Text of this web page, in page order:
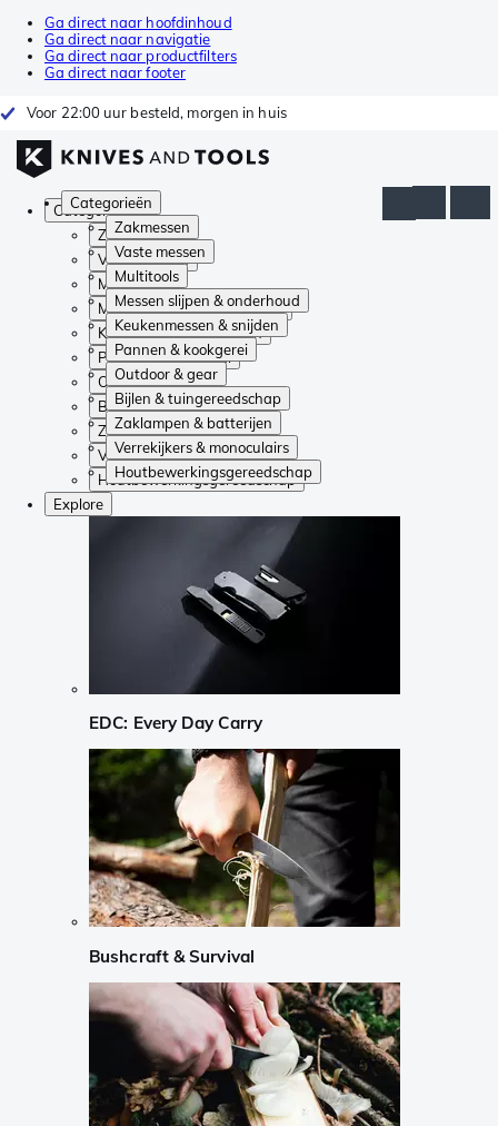
Ga direct naar hoofdinhoud
Ga direct naar navigatie
Ga direct naar productfilters
Ga direct naar footer
Voor 22:00 uur besteld, morgen in huis
Categorieën
Zakmessen
Vaste messen
Multitools
Messen slijpen & onderhoud
Keukenmessen & snijden
Pannen & kookgerei
Outdoor & gear
Bijlen & tuingereedschap
Zaklampen & batterijen
Verrekijkers & monoculairs
Houtbewerkingsgereedschap
Categorieën
Zakmessen
Vaste messen
Multitools
Messen slijpen & onderhoud
Keukenmessen & snijden
Pannen & kookgerei
Outdoor & gear
Bijlen & tuingereedschap
Zaklampen & batterijen
Verrekijkers & monoculairs
Houtbewerkingsgereedschap
Explore
EDC: Every Day Carry
Bushcraft & Survival